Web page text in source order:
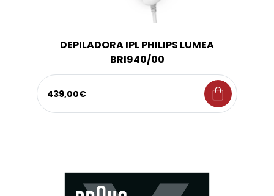
DEPILADORA IPL PHILIPS LUMEA
BRI940/00
439,00€ shopping_bag